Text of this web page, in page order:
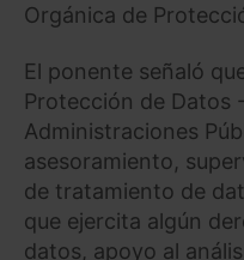
Orgánica de
El ponente señaló
Protección de Datos
Administraciones
asesoramiento,
de tratamiento de
que ejercita algún
datos, apoyo al